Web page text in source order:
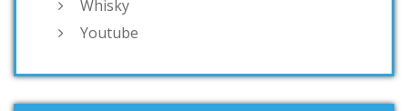
Whisky
Youtube